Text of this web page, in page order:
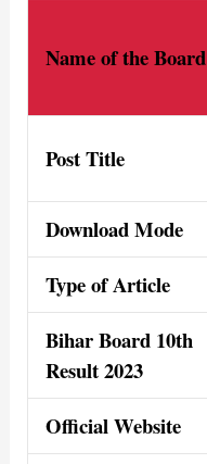
Name of the Board
Post Title
Download Mode
Type of Article
Bihar Board 10th
Result 2023
Official Website